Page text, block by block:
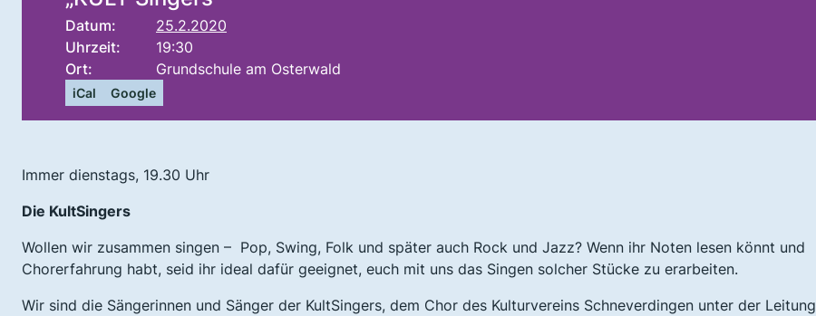
Datum:
25.2.2020
Uhrzeit:
19:30
Ort:
Grundschule am Osterwald
iCal Google
Immer dienstags, 19.30 Uhr
Die KultSingers
Wollen wir zusammen singen – Pop, Swing, Folk und später auch Rock und Jazz? Wenn ihr Noten lesen könnt und
Chorerfahrung habt, seid ihr ideal dafür geeignet, euch mit uns das Singen solcher Stücke zu erarbeiten.
Wir sind die Sängerinnen und Sänger der KultSingers, dem Chor des Kulturvereins Schneverdingen unter der Leitung